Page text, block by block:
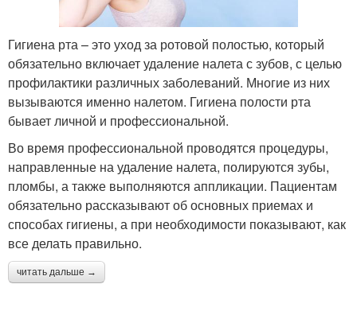
Гигиена рта – это уход за ротовой полостью, который
обязательно включает удаление налета с зубов, с целью
профилактики различных заболеваний. Многие из них
вызываются именно налетом. Гигиена полости рта
бывает личной и профессиональной.
Во время профессиональной проводятся процедуры,
направленные на удаление налета, полируются зубы,
пломбы, а также выполняются аппликации. Пациентам
обязательно рассказывают об основных приемах и
способах гигиены, а при необходимости показывают, как
все делать правильно.
читать дальше →